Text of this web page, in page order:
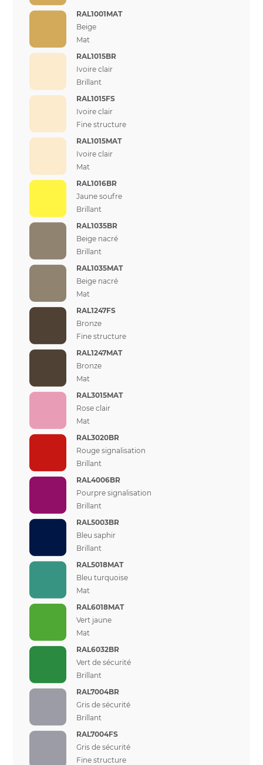
RAL1001MAT
Beige
Mat
RAL1015BR
Ivoire clair
Brillant
RAL1015FS
Ivoire clair
Fine structure
RAL1015MAT
Ivoire clair
Mat
RAL1016BR
Jaune soufre
Brillant
RAL1035BR
Beige nacré
Brillant
RAL1035MAT
Beige nacré
Mat
RAL1247FS
Bronze
Fine structure
RAL1247MAT
Bronze
Mat
RAL3015MAT
Rose clair
Mat
RAL3020BR
Rouge signalisation
Brillant
RAL4006BR
Pourpre signalisation
Brillant
RAL5003BR
Bleu saphir
Brillant
RAL5018MAT
Bleu turquoise
Mat
RAL6018MAT
Vert jaune
Mat
RAL6032BR
Vert de sécurité
Brillant
RAL7004BR
Gris de sécurité
Brillant
RAL7004FS
Gris de sécurité
Fine structure